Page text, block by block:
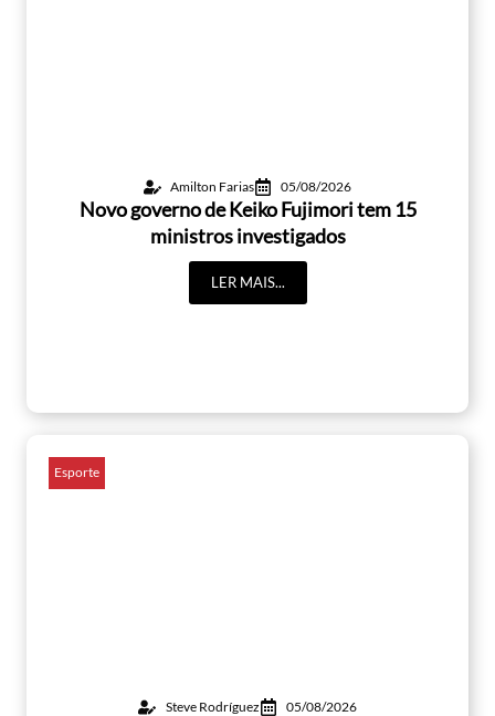
Amilton Farias 05/08/2026
Novo governo de Keiko Fujimori tem 15
ministros investigados
LER MAIS...
Esporte
Steve Rodríguez 05/08/2026